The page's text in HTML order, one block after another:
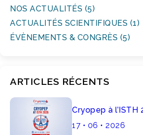
NOS ACTUALITÉS (5)
ACTUALITÉS SCIENTIFIQUES (1)
ÉVÈNEMENTS & CONGRÈS (5)
ARTICLES RÉCENTS
Cryopep à l’ISTH
17 • 06 • 2026